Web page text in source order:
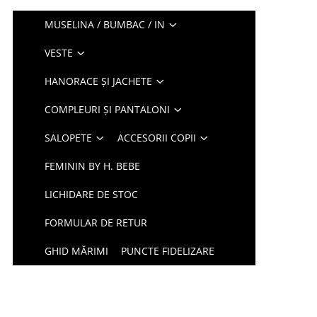
MUSELINA / BUMBAC / IN
VESTE
HANORACE ȘI JACHETE
COMPLEURI ȘI PANTALONI
SALOPETE ACCESORII COPII
FEMININ BY H. BEBE
LICHIDARE DE STOC
FORMULAR DE RETUR
GHID MĂRIMI PUNCTE FIDELIZARE